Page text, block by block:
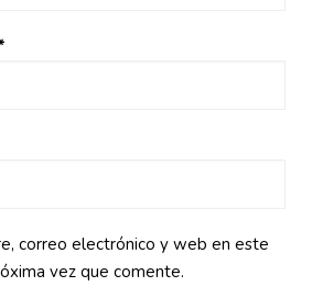
correo electrónico y web en este
vez que comente.